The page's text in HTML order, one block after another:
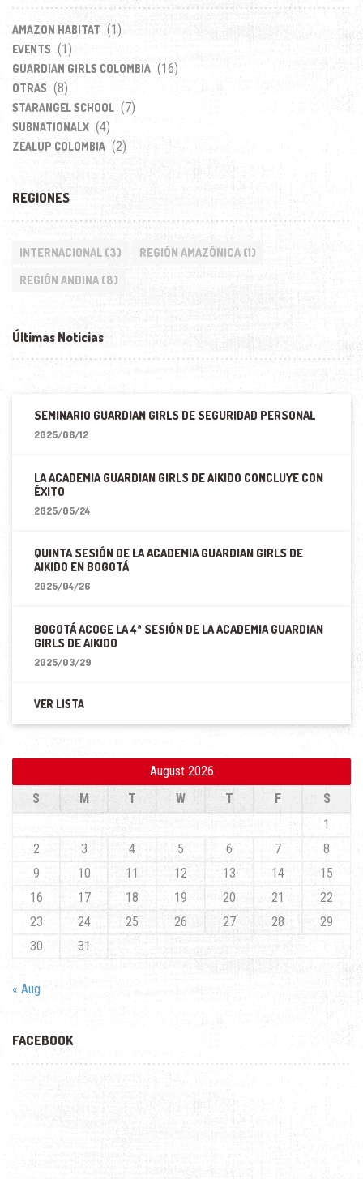
AMAZON HABITAT (1)
EVENTS (1)
GUARDIAN GIRLS COLOMBIA (16)
OTRAS (8)
STARANGEL SCHOOL (7)
SUBNATIONALX (4)
ZEALUP COLOMBIA (2)
REGIONES
INTERNACIONAL(3) REGIÓN AMAZÓNICA(1)
REGIÓN ANDINA(8)
Últimas Noticias
SEMINARIO GUARDIAN GIRLS DE SEGURIDAD PERSONAL
2025/08/12
LA ACADEMIA GUARDIAN GIRLS DE AIKIDO CONCLUYE CON
ÉXITO
2025/05/24
QUINTA SESIÓN DE LA ACADEMIA GUARDIAN GIRLS DE
AIKIDO EN BOGOTÁ
2025/04/26
BOGOTÁ ACOGE LA 4ª SESIÓN DE LA ACADEMIA GUARDIAN
GIRLS DE AIKIDO
2025/03/29
VER LISTA
August 2026
S
M T W T F
S
1
2
3 4 5 6 7
8
9
10 11 12 13 14
15
16
17 18 19 20 21
22
23
24 25 26 27 28
29
30
31
« Aug
FACEBOOK